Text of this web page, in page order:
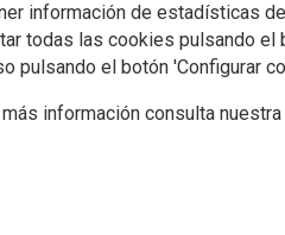
información de estadísticas
todas las cookies pulsando el
pulsando el botón 'Configurar
más información consulta nuestra
Forenses
libre, Orden PJC/1445/2024, de 3